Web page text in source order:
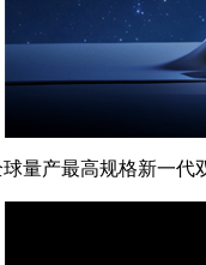
量产最高规格新一代